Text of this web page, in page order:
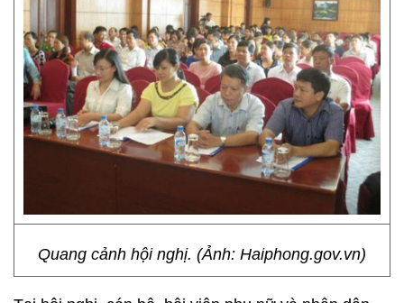
Quang cảnh hội nghị. (Ảnh: Haiphong.gov.vn)